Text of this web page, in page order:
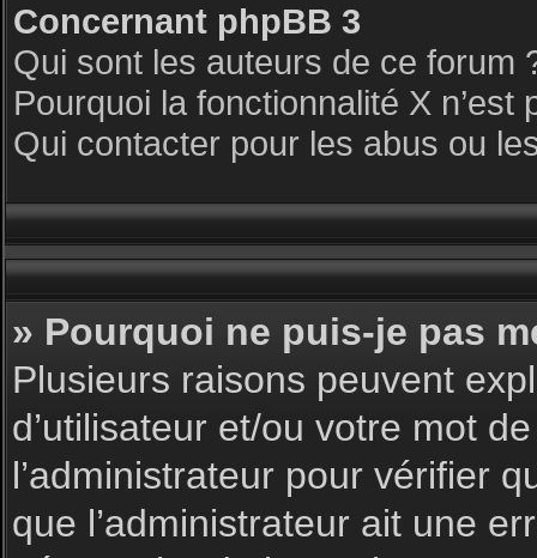
Concernant phpBB 3
Qui sont les auteurs de ce forum
Pourquoi la fonctionnalité X n’est
Qui contacter pour les abus ou
» Pourquoi ne puis-je pas
Plusieurs raisons peuvent
d’utilisateur et/ou votre mot
l’administrateur pour vérifier
que l’administrateur ait une